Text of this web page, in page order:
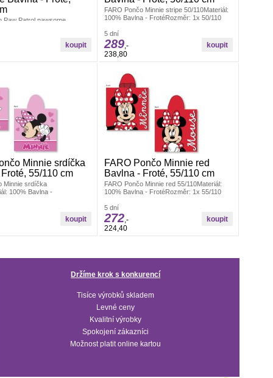
Paw Patrol pawsome
1x 55/110 cmDětské
s praktickou kapucí
FARO Pončo Minnie stripe 50/110Materiál:
100% Bavlna - FrotéRozměr: 1x 50/110
kapucí
5 dní
289,-
238,80
Minnie srdíčka
55/110 cm
Minnie srdíčka
100% Bavlna -
s praktickou kapucí
FARO Pončo Minnie red
Bavlna - Froté, 55/110 cm
FARO Pončo Minnie red 55/110Materiál:
100% Bavlna - FrotéRozměr: 1x 55/110
kapucí
5 dní
272,-
224,40
Držíme krok s konkurencí
Tisíce výrobků skladem
Levné ceny
Kvalitní výrobky
Spokojení zákazníci
Možnost platit online kartou